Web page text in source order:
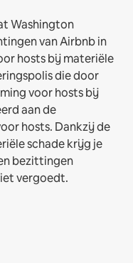
Washington
van Airbnb in
hosts bij materiële
die door
voor hosts bij
aan de
hosts. Dankzij de
schade krijg je
bezittingen
vergoedt.